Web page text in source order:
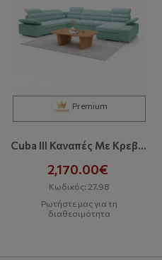
Premium
Cuba III Καναπές Με Κρεβάτι Και Αποθηκευτικό Χώρο
2,170.00€
Κωδικός: 27.98
Ρωτήστε μας για τη
διαθεσιμότητα